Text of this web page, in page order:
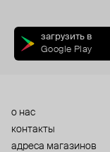
загрузить в
Google Play
о нас
контакты
адреса магазинов